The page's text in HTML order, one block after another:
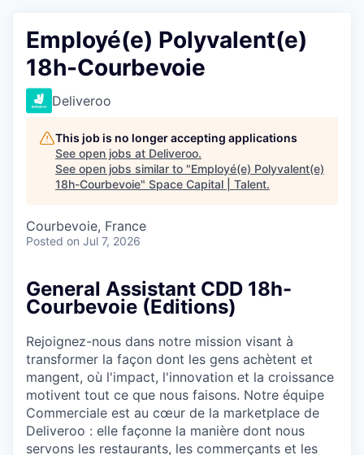
Employé(e) Polyvalent(e)
18h-Courbevoie
Deliveroo
This job is no longer accepting applications
See open jobs at Deliveroo.
See open jobs similar to "Employé(e) Polyvalent(e)
18h-Courbevoie" Space Capital | Talent.
Courbevoie, France
Posted on Jul 7, 2026
General Assistant CDD 18h-
Courbevoie (Editions)
Rejoignez-nous dans notre mission visant à
transformer la façon dont les gens achètent et
mangent, où l'impact, l'innovation et la croissance
motivent tout ce que nous faisons. Notre équipe
Commerciale est au cœur de la marketplace de
Deliveroo : elle façonne la manière dont nous
servons les restaurants, les commerçants et les